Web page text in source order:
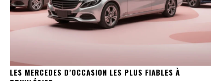
LES MERCEDES D’OCCASION LES PLUS FIABLES À